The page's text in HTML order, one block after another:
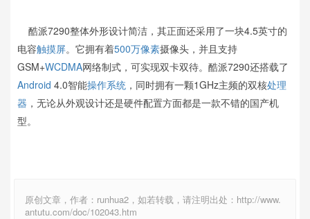
酷派7290整体外形设计简洁，其正面还采用了一块4.5英寸的
电容触摸屏。它拥有着500万像素摄像头，并且支持
GSM+WCDMA网络制式，可实现双卡双待。酷派7290还搭载了
Android 4.0智能操作系统 ，同时拥有一颗1GHz主频的双核处理
器 ，无论从外观设计还是硬件配置方面都是一款不错的国产机
型。
原创文章，作者：runhua2，如若转载，请注明出处：http://www.
antutu.com/doc/102043.htm